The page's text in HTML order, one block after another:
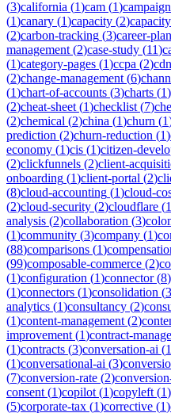
(3)california (1)cam (1)
(1)canary (1)capacity (2)
(2)carbon-tracking (3)career-
management (2)case-study (11)
(1)category-pages (1)ccpa (2)cdn
(2)change-management (6)
(1)chart-of-accounts (3)charts (1)
(2)cheat-sheet (1)checklist (7)
(2)chemical (2)china (1)churn (1
prediction (2)churn-reduction (1)
economy (1)cis (1)citizen-
(2)clickfunnels (2)client-
onboarding (1)client-portal (2)
(8)cloud-accounting (1)cloud-
(2)cloud-security (2)cloudflare (1
analysis (2)collaboration (3)
(1)community (3)company (1)
(88)comparisons (1)
(99)composable-commerce (2)
(1)configuration (1)connector(8)
(1)connectors (1)consolidation (3
analytics (1)consultancy (2)
(1)content-management (2)
improvement (1)contract-
(1)contracts (3)conversation-ai (1
(1)conversational-ai (3)
(7)conversion-rate (2)
consent (1)copilot (1)copyleft (1)
(5)corporate-tax (1)corrective (1)